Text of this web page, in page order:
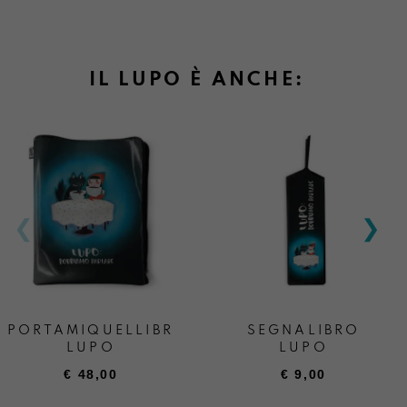
IL LUPO È ANCHE:
PORTAMIQUELLIBRONE
LUPO
€ 48,00
SEGNALIBRO
LUPO
€ 9,00